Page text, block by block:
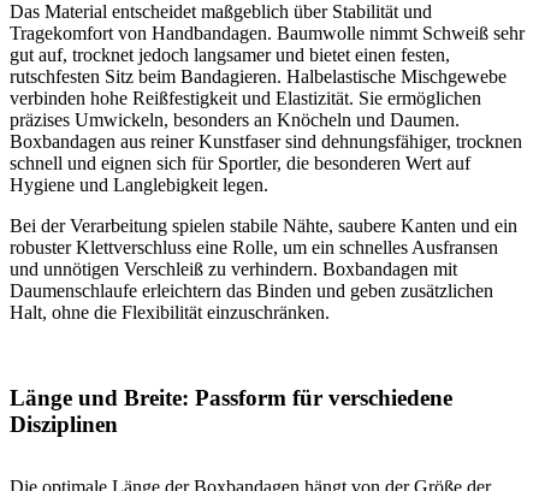
Das Material entscheidet maßgeblich über Stabilität und
Tragekomfort von Handbandagen. Baumwolle nimmt Schweiß sehr
gut auf, trocknet jedoch langsamer und bietet einen festen,
rutschfesten Sitz beim Bandagieren. Halbelastische Mischgewebe
verbinden hohe Reißfestigkeit und Elastizität. Sie ermöglichen
präzises Umwickeln, besonders an Knöcheln und Daumen.
Boxbandagen aus reiner Kunstfaser sind dehnungsfähiger, trocknen
schnell und eignen sich für Sportler, die besonderen Wert auf
Hygiene und Langlebigkeit legen.
Bei der Verarbeitung spielen stabile Nähte, saubere Kanten und ein
robuster Klettverschluss eine Rolle, um ein schnelles Ausfransen
und unnötigen Verschleiß zu verhindern. Boxbandagen mit
Daumenschlaufe erleichtern das Binden und geben zusätzlichen
Halt, ohne die Flexibilität einzuschränken.
Länge und Breite: Passform für verschiedene
Disziplinen
Die optimale Länge der Boxbandagen hängt von der Größe der